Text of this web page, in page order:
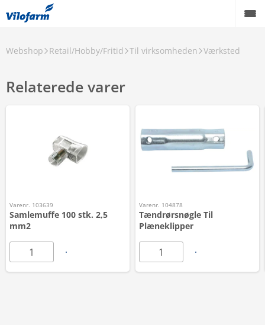
Webshop Retail/Hobby/Fritid Til virksomheden Værksted
Relaterede varer
Varenr. 103639
Samlemuffe 100 stk. 2,5
mm2
Varenr. 104878
Tændrørsnøgle Til
Plæneklipper